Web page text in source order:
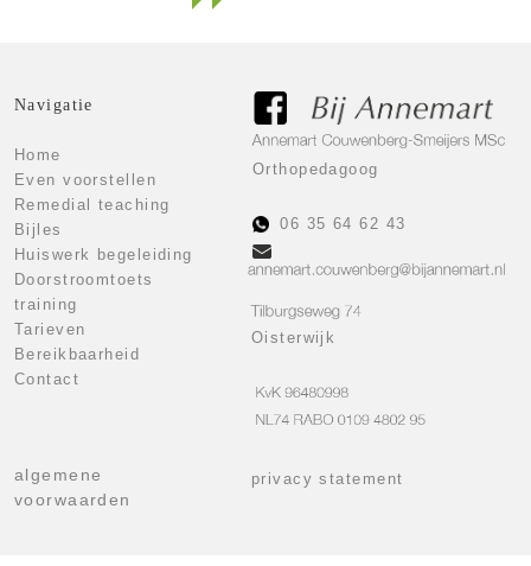
Navigatie
Home
Even voorstellen
Remedial teaching
Bijles
Huiswerk begeleiding
Doorstroomtoets
training
Tarieven
Bereikbaarheid
Contact
Orthopedagoog
06 35 64 62 43
Oisterwijk
algemene
voorwaarden
privacy statement